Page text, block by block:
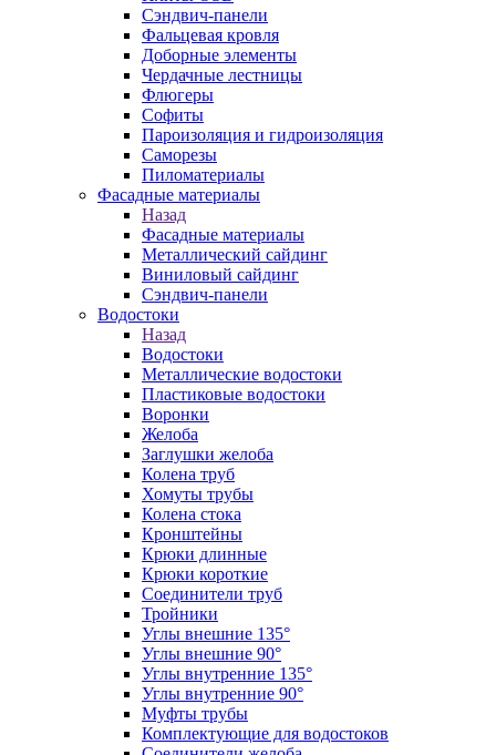
Сэндвич-панели
Фальцевая кровля
Доборные элементы
Чердачные лестницы
Флюгеры
Софиты
Пароизоляция и гидроизоляция
Саморезы
Пиломатериалы
Фасадные материалы
Назад
Фасадные материалы
Металлический сайдинг
Виниловый сайдинг
Сэндвич-панели
Водостоки
Назад
Водостоки
Металлические водостоки
Пластиковые водостоки
Воронки
Желоба
Заглушки желоба
Колена труб
Хомуты трубы
Колена стока
Кронштейны
Крюки длинные
Крюки короткие
Соединители труб
Тройники
Углы внешние 135°
Углы внешние 90°
Углы внутренние 135°
Углы внутренние 90°
Муфты трубы
Комплектующие для водостоков